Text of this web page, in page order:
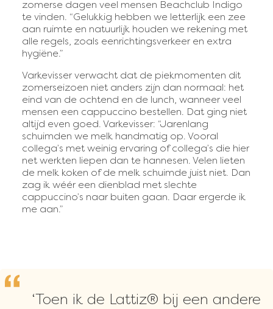
zomerse dagen veel mensen Beachclub Indigo
te vinden. “Gelukkig hebben we letterlijk een zee
aan ruimte en natuurlijk houden we rekening met
alle regels, zoals eenrichtingsverkeer en extra
hygiëne.”
Varkevisser verwacht dat de piekmomenten dit
zomerseizoen niet anders zijn dan normaal: het
eind van de ochtend en de lunch, wanneer veel
mensen een cappuccino bestellen. Dat ging niet
altijd even goed. Varkevisser: “Jarenlang
schuimden we melk handmatig op. Vooral
collega’s met weinig ervaring of collega’s die hier
net werkten liepen dan te hannesen. Velen lieten
de melk koken of de melk schuimde juist niet. Dan
zag ik wéér een dienblad met slechte
cappuccino’s naar buiten gaan. Daar ergerde ik
me aan.”
‘Toen ik de Lattiz® bij een andere